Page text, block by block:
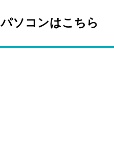
パソコンはこちら